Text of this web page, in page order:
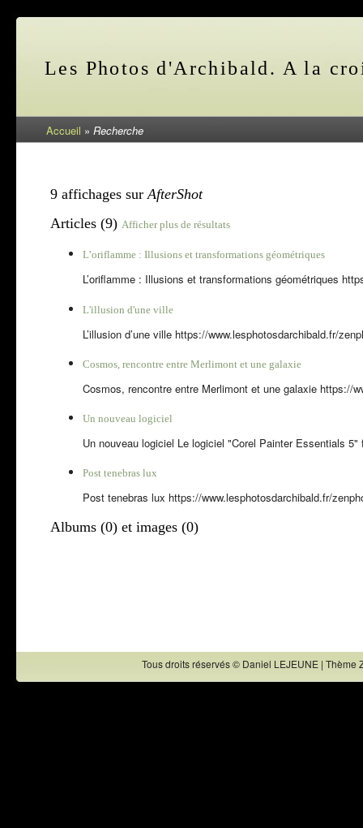
Les Photos d'Archibald. A la
Accueil » Recherche
9 affichages sur AfterShot
Articles (9) Afficher plus de résultats
L’oriflamme : Illusions et transformations géométriques
L’oriflamme : Illusions et transformations géométriques
L'illusion d'une ville
L’illusion d’une ville https://www.lesphotosdarchibald.fr/
Cosmos, rencontre entre Merlimont et une galaxie
Cosmos, rencontre entre Merlimont et une galaxie https://
Un nouveau logiciel
Un nouveau logiciel Le logiciel "Corel Painter Essentials
Post tenebras lux
Post tenebras lux https://www.lesphotosdarchibald.fr/
Albums (0) et images (0)
Tous droits réservés © Daniel LEJEUNE |